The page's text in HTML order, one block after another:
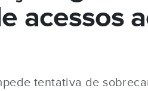
acessos
tentativa de